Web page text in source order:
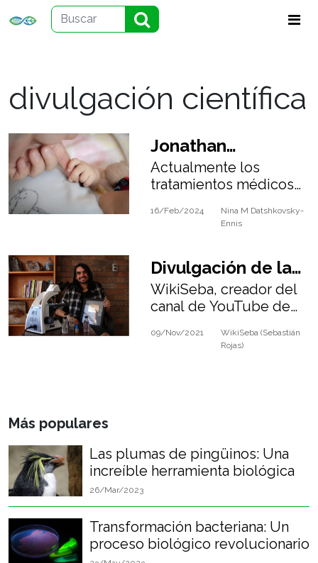
divulgación científica
Jonathan
Constance, una
oncología
Actualmente los
tratamientos médicos
pacientes normales.
caso es fundamental
para atención
oncológica.
16/Feb/2024
Nina M Datshkovsky-
Ennis
Divulgación de la
biología a través
digitales
WikiSeba, creador del
canal de YouTube de
grande sobre biología,
09/Nov/2021
WikiSeba (Sebastián
Rojas)
Más populares
Las plumas de pingüinos: Una
increíble herramienta biológica
26/Mar/2023
Transformación bacteriana: Un
proceso biológico revolucionario